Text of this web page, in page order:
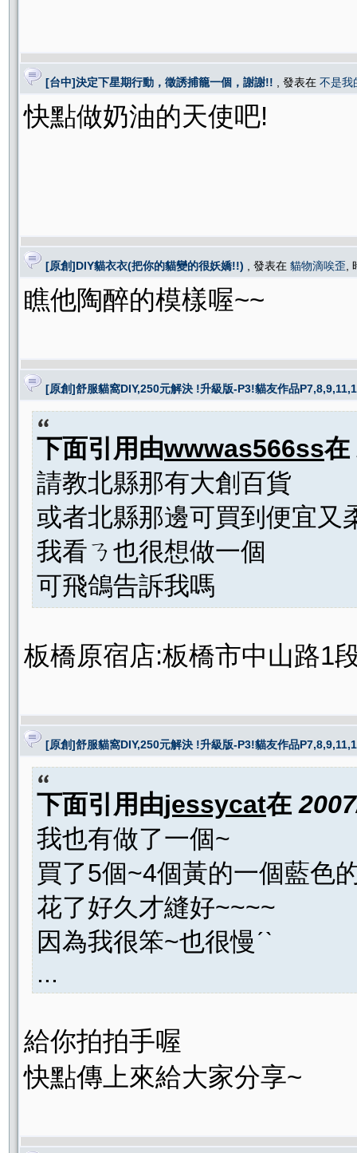
[台中]決定下星期行動，徵誘捕籠一個，謝謝!! , 發表在 不是我
快點做奶油的天使吧!
[原創]DIY貓衣衣(把你的貓變的很妖嬌!!) , 發表在 貓物滴唉歪
瞧他陶醉的模樣喔~~
[原創]舒服貓窩DIY,250元解決 !升級版-P3!貓友作品
下面引用由wwwas566ss在
請教北縣那有大創百貨
或者北縣那邊可買到便宜又
我看ㄋ也很想做一個
可飛鴿告訴我嗎
板橋原宿店:板橋市中山路1
[原創]舒服貓窩DIY,250元解決 !升級版-P3!貓友作品
下面引用由jessycat在
我也有做了一個~
買了5個~4個黃的一個藍色
花了好久才縫好~~~~
因為我很笨~也很慢ˊˋ
...
給你拍拍手喔
快點傳上來給大家分享~